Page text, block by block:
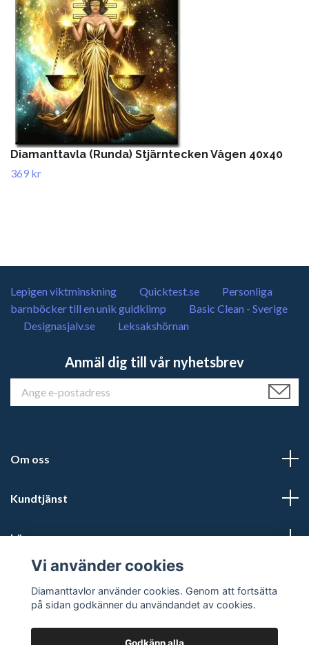
Diamanttavla (Runda) Stjärntecken Vågen 40x40
369 kr
Lepigen viktminskning Quicktest.se
Personliga
barnböcker till en unik guldklimp
Basic Clean - Sverige
Designasjalv.se
Leksakshörnan
Anmäl dig till vår nyhetsbrev
Om oss
Kundtjänst
Läs mer
Vi använder cookies
Diamanttavlor använder cookies. Genom att fortsätta
på sidan godkänner du användandet av cookies.
Godkänn alla